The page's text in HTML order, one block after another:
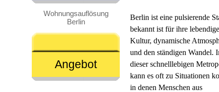
Wohnungsauflösung
Berlin
Angebot
Berlin ist eine pulsierende
bekannt ist für ihre lebendige
Kultur, dynamische
und den ständigen Wandel.
dieser schnelllebigen
kann es oft zu Situationen
in denen Menschen aus